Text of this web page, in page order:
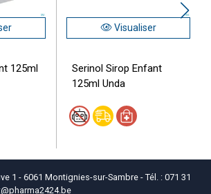
125ml
Visualiser
Serinol Sirop Enfant
125ml Unda
1 - 6061 Montignies-sur-Sambre - Tél. : 071 31
@pharma2424.be